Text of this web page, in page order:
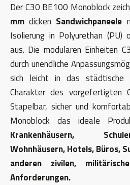
Der C30 BE100 Monoblock
mm dicken Sandwichpaneele
Isolierung in Polyurethan (PU)
aus. Die modularen Einheiten
durch unendliche
sich leicht in das städtische
Charakter des vorgefertigten
Stapelbar, sicher und
Monoblock das ideale
Krankenhäusern,
Wohnhäusern, Hotels, Büros,
anderen zivilen,
Anforderungen.